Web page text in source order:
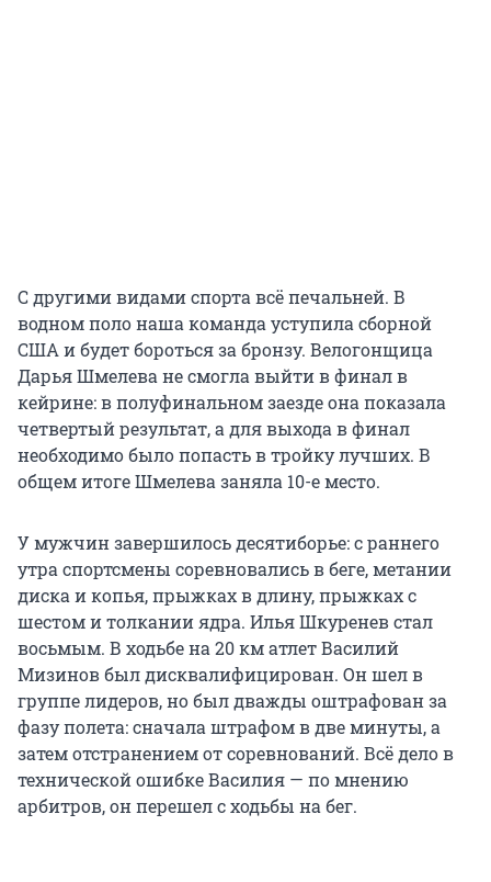
С другими видами спорта всё печальней. В
водном поло наша команда уступила сборной
США и будет бороться за бронзу. Велогонщица
Дарья Шмелева не смогла выйти в финал в
кейрине: в полуфинальном заезде она показала
четвертый результат, а для выхода в финал
необходимо было попасть в тройку лучших. В
общем итоге Шмелева заняла 10-е место.
У мужчин завершилось десятиборье: с раннего
утра спортсмены соревновались в беге, метании
диска и копья, прыжках в длину, прыжках с
шестом и толкании ядра. Илья Шкуренев стал
восьмым. В ходьбе на 20 км атлет Василий
Мизинов был дисквалифицирован. Он шел в
группе лидеров, но был дважды оштрафован за
фазу полета: сначала штрафом в две минуты, а
затем отстранением от соревнований. Всё дело в
технической ошибке Василия — по мнению
арбитров, он перешел с ходьбы на бег.